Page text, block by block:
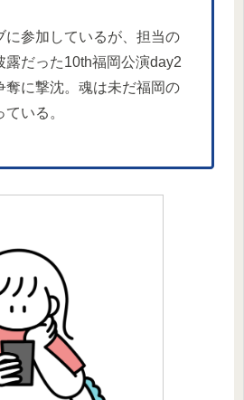
に参加しているが、担当の
露だった10th福岡公演day2
奪に撃沈。魂は未だ福岡の
いる。